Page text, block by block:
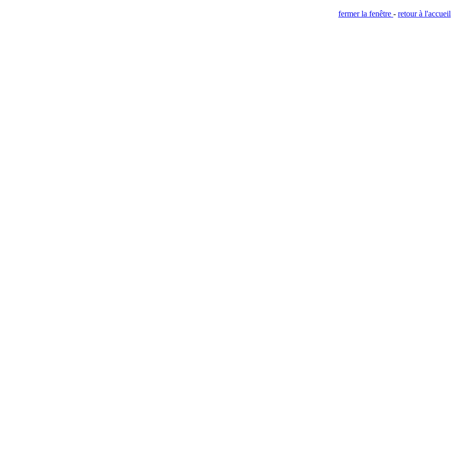
fermer la fenêtre - retour à l'accueil